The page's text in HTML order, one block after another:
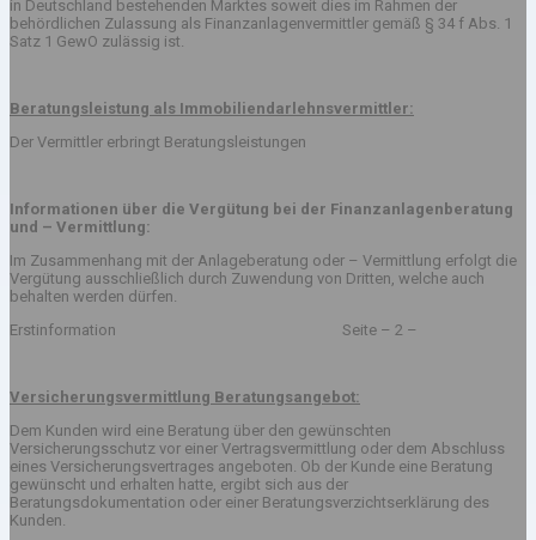
in Deutschland bestehenden Marktes soweit dies im Rahmen der
behördlichen Zulassung als Finanzanlagenvermittler gemäß § 34 f Abs. 1
Satz 1 GewO zulässig ist.
Beratungsleistung als Immobiliendarlehnsvermittler:
Der Vermittler erbringt Beratungsleistungen
Informationen über die Vergütung bei der Finanzanlagenberatung
und – Vermittlung:
Im Zusammenhang mit der Anlageberatung oder – Vermittlung erfolgt die
Vergütung ausschließlich durch Zuwendung von Dritten, welche auch
behalten werden dürfen.
Erstinformation Seite – 2 –
Versicherungsvermittlung Beratungsangebot:
Dem Kunden wird eine Beratung über den gewünschten
Versicherungsschutz vor einer Vertragsvermittlung oder dem Abschluss
eines Versicherungsvertrages angeboten. Ob der Kunde eine Beratung
gewünscht und erhalten hatte, ergibt sich aus der
Beratungsdokumentation oder einer Beratungsverzichtserklärung des
Kunden.